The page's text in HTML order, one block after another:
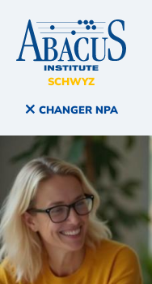
SCHWYZ
CHANGER NPA